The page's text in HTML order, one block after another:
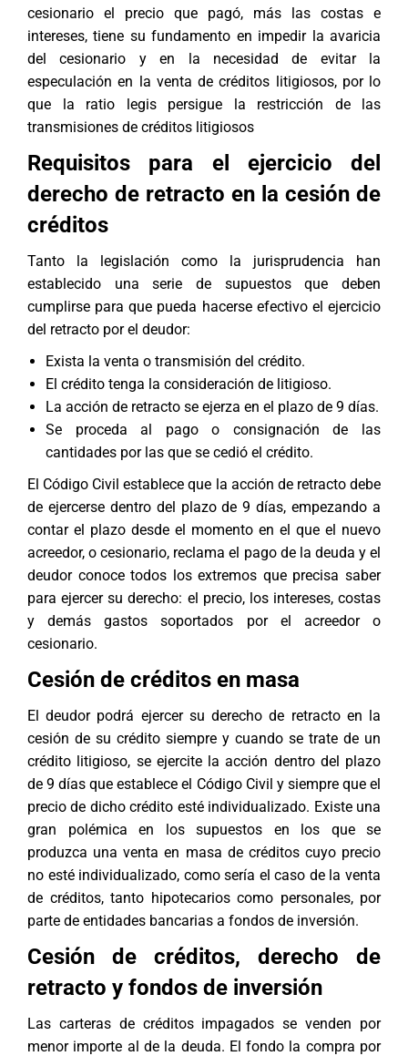
cesionario el precio que pagó, más las costas e
intereses, tiene su fundamento en impedir la avaricia
del cesionario y en la necesidad de evitar la
especulación en la venta de créditos litigiosos, por lo
que la ratio legis persigue la restricción de las
transmisiones de créditos litigiosos
Requisitos para el ejercicio del
derecho de retracto en la cesión de
créditos
Tanto la legislación como la jurisprudencia han
establecido una serie de supuestos que deben
cumplirse para que pueda hacerse efectivo el ejercicio
del retracto por el deudor:
Exista la venta o transmisión del crédito.
El crédito tenga la consideración de litigioso.
La acción de retracto se ejerza en el plazo de 9 días.
Se proceda al pago o consignación de las
cantidades por las que se cedió el crédito.
El Código Civil establece que la acción de retracto debe
de ejercerse dentro del plazo de 9 días, empezando a
contar el plazo desde el momento en el que el nuevo
acreedor, o cesionario, reclama el pago de la deuda y el
deudor conoce todos los extremos que precisa saber
para ejercer su derecho: el precio, los intereses, costas
y demás gastos soportados por el acreedor o
cesionario.
Cesión de créditos en masa
El deudor podrá ejercer su derecho de retracto en la
cesión de su crédito siempre y cuando se trate de un
crédito litigioso, se ejercite la acción dentro del plazo
de 9 días que establece el Código Civil y siempre que el
precio de dicho crédito esté individualizado. Existe una
gran polémica en los supuestos en los que se
produzca una venta en masa de créditos cuyo precio
no esté individualizado, como sería el caso de la venta
de créditos, tanto hipotecarios como personales, por
parte de entidades bancarias a fondos de inversión.
Cesión de créditos, derecho de
retracto y fondos de inversión
Las carteras de créditos impagados se venden por
menor importe al de la deuda. El fondo la compra por